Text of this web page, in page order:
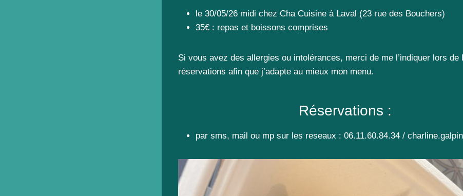
le 30/05/26 midi chez Cha Cuisine à Laval (23 rue des Bouchers)
35€ : repas et boissons comprises
Si vous avez des allergies ou intolérances, merci de me l’indiquer lors de
réservations afin que j’adapte au mieux mon menu.
Réservations :
par sms, mail ou mp sur les reseaux : 06.11.60.84.34 /